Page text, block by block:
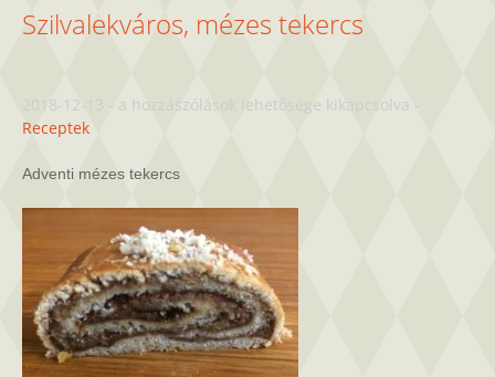
Szilvalekváros, mézes tekercs
2018-12-13 - Szilvalekváros,
bejegyzéshez
a hozzászólások lehetősége kikapcsolva -
Receptek
Adventi mézes tekercs